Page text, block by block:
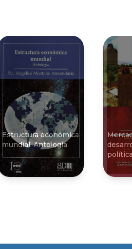
Estructura económica
mundial. Antologí­a